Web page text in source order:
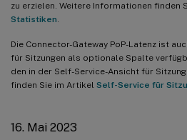
zu erzielen. Weitere Informationen finden
Statistiken
Die Connector-Gateway PoP-Latenz ist
für Sitzungen als optionale Spalte
den in der Self-Service-Ansicht für
finden Sie im Artikel Self-Service für
16. Mai 2023